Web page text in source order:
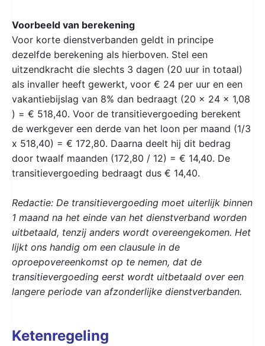
Voorbeeld van berekening
Voor korte dienstverbanden geldt in principe
dezelfde berekening als hierboven. Stel een
uitzendkracht die slechts 3 dagen (20 uur in totaal)
als invaller heeft gewerkt, voor € 24 per uur en een
vakantiebijslag van 8% dan bedraagt (20 x 24 x 1,08
) = € 518,40. Voor de transitievergoeding berekent
de werkgever een derde van het loon per maand (1/3
x 518,40) = € 172,80. Daarna deelt hij dit bedrag
door twaalf maanden (172,80 / 12) = € 14,40. De
transitievergoeding bedraagt dus € 14,40.
Redactie: De transitievergoeding moet uiterlijk binnen
1 maand na het einde van het dienstverband worden
uitbetaald, tenzij anders wordt overeengekomen. Het
lijkt ons handig om een clausule in de
oproepovereenkomst op te nemen, dat de
transitievergoeding eerst wordt uitbetaald over een
langere periode van afzonderlijke dienstverbanden.
Ketenregeling